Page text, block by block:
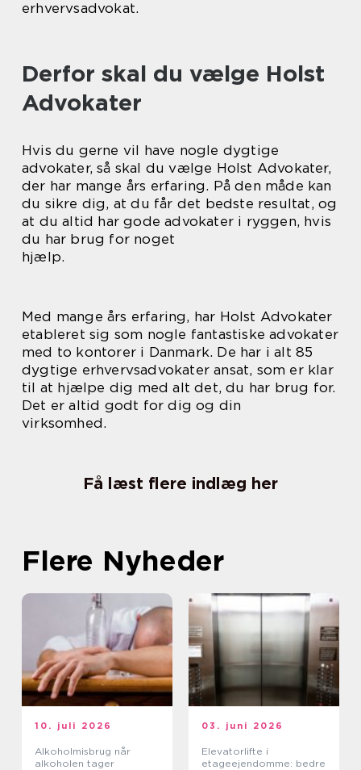
erhvervsadvokat.
Derfor skal du vælge Holst
Advokater
Hvis du gerne vil have nogle dygtige
advokater, så skal du vælge Holst Advokater,
der har mange års erfaring. På den måde kan
du sikre dig, at du får det bedste resultat, og
at du altid har gode advokater i ryggen, hvis
du har brug for noget
hjælp.
Med mange års erfaring, har Holst Advokater
etableret sig som nogle fantastiske advokater
med to kontorer i Danmark. De har i alt 85
dygtige erhvervsadvokater ansat, som er klar
til at hjælpe dig med alt det, du har brug for.
Det er altid godt for dig og din
virksomhed.
Få læst flere indlæg her
Flere Nyheder
10. juli 2026
Alkoholmisbrug når
alkoholen tager
03. juni 2026
Elevatorlifte i
etageejendomme: bedre